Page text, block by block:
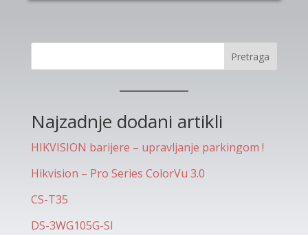
Pretraga
Najzadnje dodani artikli
HIKVISION barijere – upravljanje parkingom !
Hikvision – Pro Series ColorVu 3.0
CS-T35
DS-3WG105G-SI